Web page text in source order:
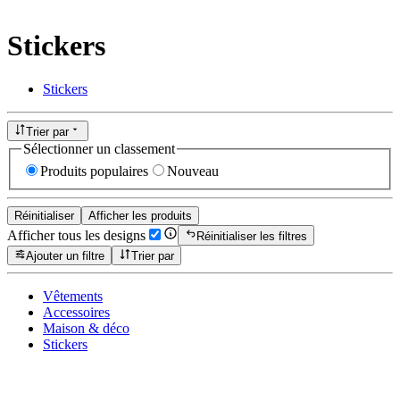
Stickers
Stickers
Trier par
Sélectionner un classement
Produits populaires
Nouveau
Réinitialiser Afficher les produits
Afficher tous les designs
Réinitialiser les filtres
Ajouter un filtre
Trier par
Vêtements
Accessoires
Maison & déco
Stickers